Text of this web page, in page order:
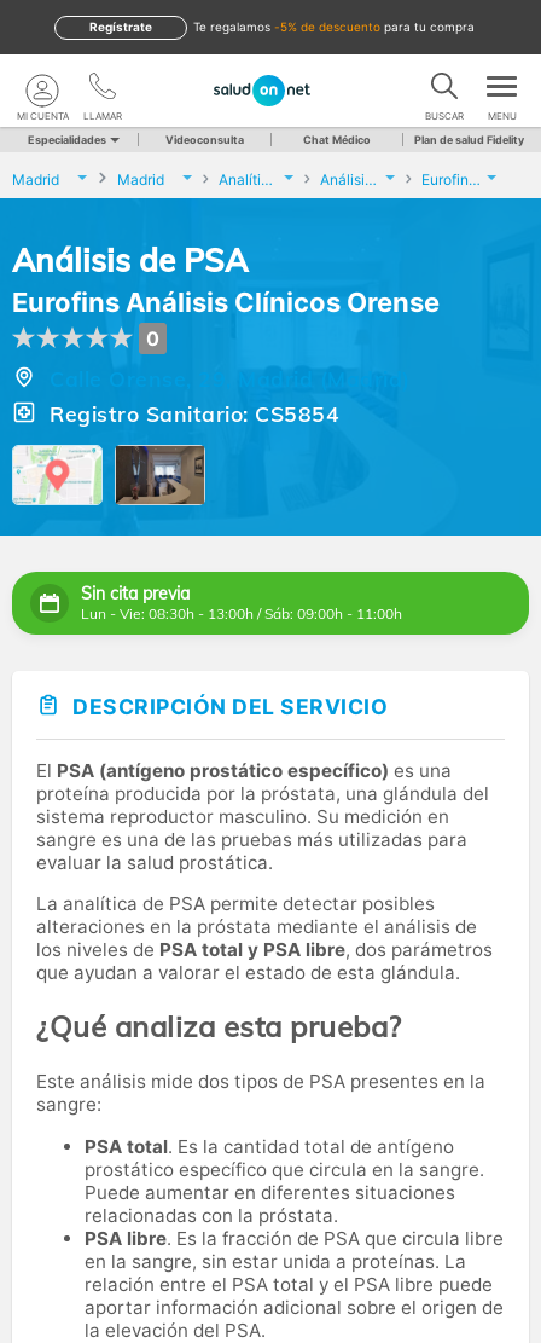
te regalamos -5% de descuento para tu compra
Regístrate
LLAMAR
MI CUENTA BUSCAR MENU
Especialidades Videoconsulta Chat Médico Plan de salud Fidelity
Madrid Madrid Analíticas y Genética Análisis de PSA Eurofins Análisis Clínicos Orense
Análisis de PSA
Eurofins Análisis Clínicos Orense
0
Registro Sanitario: CS5854
Sin cita previa
Lun - Vie: 08:30h - 13:00h / Sáb: 09:00h - 11:00h
DESCRIPCIÓN DEL SERVICIO
El PSA (antígeno prostático específico) es una
proteína producida por la próstata, una glándula del
sistema reproductor masculino. Su medición en
sangre es una de las pruebas más utilizadas para
evaluar la salud prostática.
La analítica de PSA permite detectar posibles
alteraciones en la próstata mediante el análisis de
los niveles de PSA total y PSA libre, dos parámetros
que ayudan a valorar el estado de esta glándula.
¿Qué analiza esta prueba?
Este análisis mide dos tipos de PSA presentes en la
sangre:
PSA total. Es la cantidad total de antígeno
prostático específico que circula en la sangre.
Puede aumentar en diferentes situaciones
relacionadas con la próstata.
PSA libre. Es la fracción de PSA que circula libre
en la sangre, sin estar unida a proteínas. La
relación entre el PSA total y el PSA libre puede
aportar información adicional sobre el origen de
la elevación del PSA.